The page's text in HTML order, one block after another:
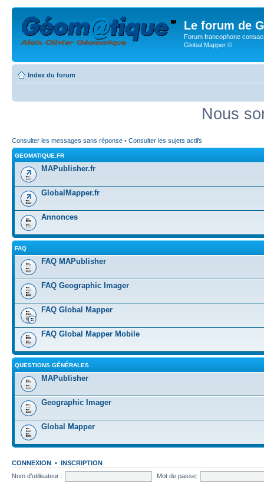
Le forum de
Forum francophone
Global Mapper ©
Index du forum
Nous
Consulter les messages sans réponse • Consulter les sujets actifs
GEOMATIQUE.FR
MAPublisher.fr
GlobalMapper.fr
Annonces
FAQ
FAQ MAPublisher
FAQ Geographic Imager
FAQ Global Mapper
FAQ Global Mapper Mobile
QUESTIONS GÉNÉRALES
MAPublisher
Geographic Imager
Global Mapper
CONNEXION • INSCRIPTION
Nom d’utilisateur :
Mot de passe: